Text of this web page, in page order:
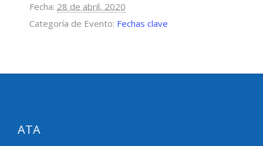
Fecha: 28 de abril, 2020
Categoría de Evento: Fechas clave
ATA